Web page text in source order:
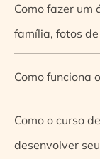
Como fazer um
família, fotos
Como funciona
Como o curso
desenvolver